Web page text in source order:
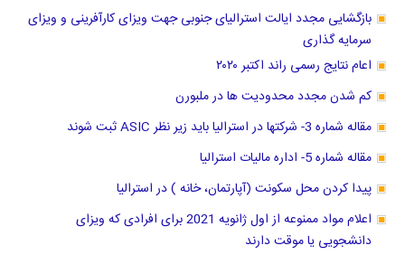
بازگشایی مجدد ایالت استرالیای جنوبی جهت ویزای کارآفرینی و ویزای
سرمایه گذاری
اعام نتایج رسمی راند اکتبر ۲۰۲۰
کم شدن مجدد محدودیت ها در ملبورن
مقاله شماره 3- شرکتها در استرالیا باید زیر نظر ASIC ثبت شوند
مقاله شماره 5- اداره مالیات استرالیا
پیدا کردن محل سکونت (آپارتمان، خانه ) در استرالیا
اعلام مواد ممنوعه از اول ژانویه 2021 برای افرادی که ویزای
دانشجویی یا موقت دارند